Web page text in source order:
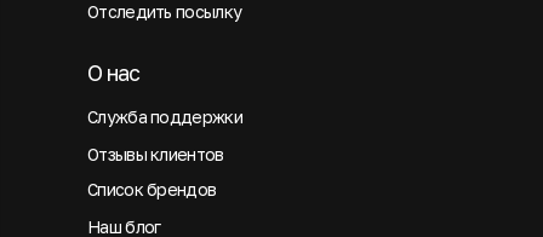
Отследить посылку
Служба поддержки
О нас
Отзывы клиентов
Список брендов
Наш блог